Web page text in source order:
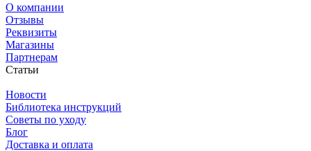
О компании
Отзывы
Реквизиты
Магазины
Партнерам
Статьи
Новости
Библиотека инструкций
Советы по уходу
Блог
Доставка и оплата